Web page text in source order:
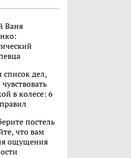
Ваня
список дел,
в колесе: 6
постель
что вам
ощущения